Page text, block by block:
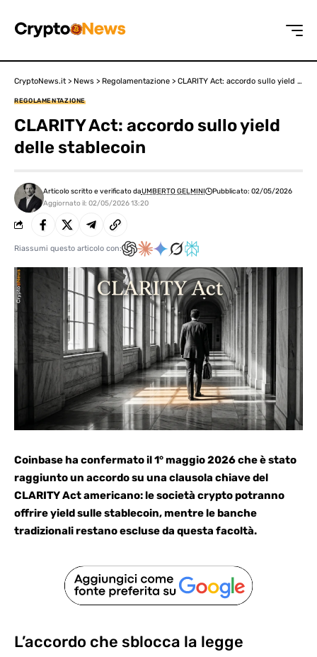
CryptoNews.it > News > Regolamentazione > CLARITY Act: accordo sullo yield delle stablecoin
REGOLAMENTAZIONE
CLARITY Act: accordo sullo yield
delle stablecoin
Aggiornato il: 02/05/2026 13:20
Articolo scritto e verificato daUMBERTO GELMINI Pubblicato: 02/05/2026
Riassumi questo articolo con:
Coinbase ha confermato il 1° maggio 2026 che è stato
raggiunto un accordo su una clausola chiave del
CLARITY Act americano: le società crypto potranno
offrire yield sulle stablecoin, mentre le banche
tradizionali restano escluse da questa facoltà.
L’accordo che sblocca la legge